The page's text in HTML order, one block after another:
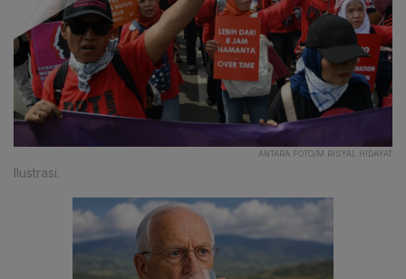
ANTARA FOTO/M RISYAL HIDAYAT
Ilustrasi.